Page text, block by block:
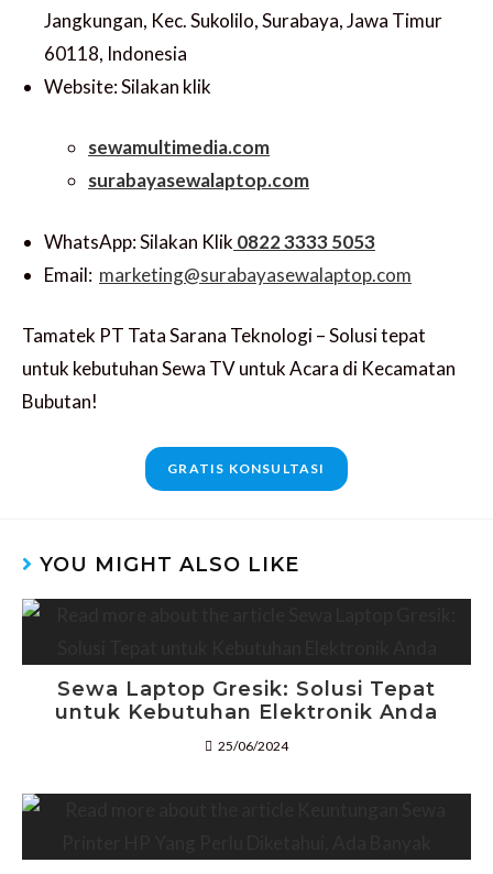
Jangkungan, Kec. Sukolilo, Surabaya, Jawa Timur
60118, Indonesia
Website: Silakan klik
sewamultimedia.com
surabayasewalaptop.com
WhatsApp: Silakan Klik 0822 3333 5053
Email: marketing@surabayasewalaptop.com
Tamatek PT Tata Sarana Teknologi – Solusi tepat
untuk kebutuhan Sewa TV untuk Acara di Kecamatan
Bubutan!
GRATIS KONSULTASI
YOU MIGHT ALSO LIKE
Sewa Laptop Gresik: Solusi Tepat
untuk Kebutuhan Elektronik Anda
25/06/2024